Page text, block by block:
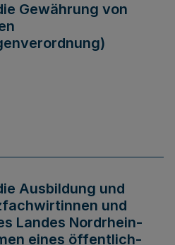
Gewährung von
Ausbildung und
und
Landes Nordrhein-
eines öffentlich-